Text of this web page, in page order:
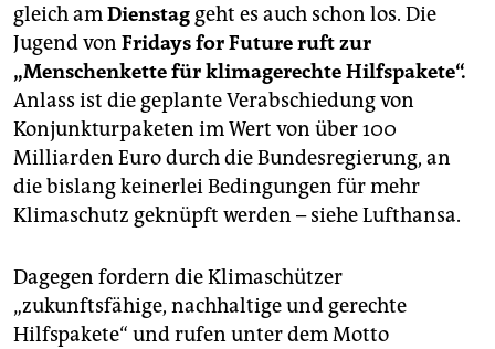
gleich amDienstag geht es auch schon los. Die
Jugend von Fridays for Future ruft zur
„Menschenkette für klimagerechte Hilfspakete“.
Anlass ist die geplante Verabschiedung von
Konjunkturpaketen im Wert von über 100
Milliarden Euro durch die Bundesregierung, an
die bislang keinerlei Bedingungen für mehr
Klimaschutz geknüpft werden – siehe Lufthansa.
Dagegen fordern die Klimaschützer
„zukunftsfähige, nachhaltige und gerechte
Hilfspakete“ und rufen unter dem Motto